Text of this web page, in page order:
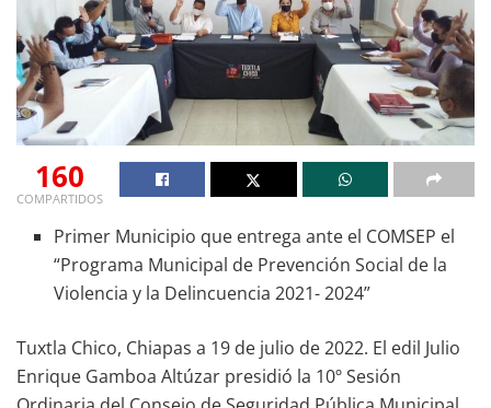
160
COMPARTIDOS
Primer Municipio que entrega ante el COMSEP el
“Programa Municipal de Prevención Social de la
Violencia y la Delincuencia 2021- 2024”
Tuxtla Chico, Chiapas a 19 de julio de 2022. El edil Julio
Enrique Gamboa Altúzar presidió la 10º Sesión